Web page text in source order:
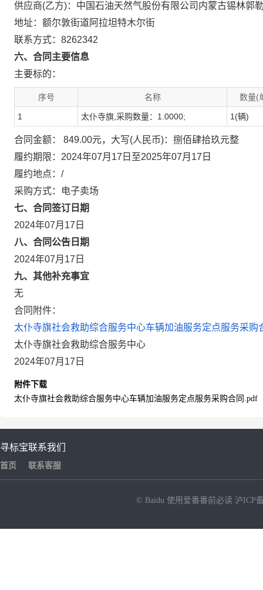
供应商(乙方)：中国石油天然气股份有限公司内蒙古锡林郭
地址：额尔敦街道阿拉坦特木尔街
联系方式：8262342
六、合同主要信息
主要标的：
序号 名称 数量(
1 太仆寺旗,采购数量：1.0000; 1(辆)
合同金额： 849.00元，大写(人民币)：捌佰肆拾玖元整
履约期限：2024年07月17日至2025年07月17日
履约地点：/
采购方式：电子卖场
七、合同签订日期
2024年07月17日
八、合同公告日期
2024年07月17日
九、其他补充事宜
无
合同附件：
太仆寺旗社会救助综合服务中心车辆加油服务定点服务采购
太仆寺旗社会救助综合服务中心
2024年07月17日
附件下载
太仆寺旗社会救助综合服务中心车辆加油服务定点服务采购合同.pdf
寻标宝
首页
联系我们
联系客服
© Baidu 使用爱番番前必读 沪ICP